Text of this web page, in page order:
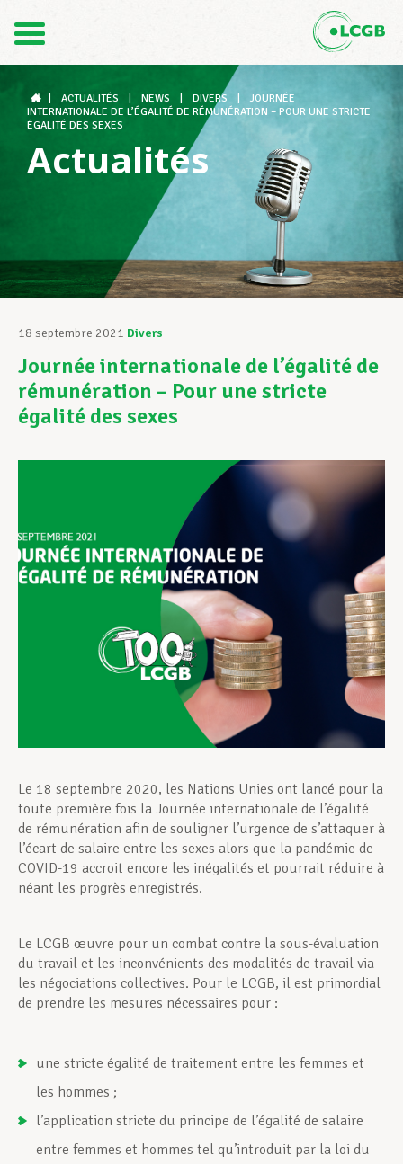
DE
Le LCGB
Structures syndicales
Assistance au Travail
Vos droits
Développement professionnel
Devenir Membre
Actualités
ACTUALITÉS NEWS DIVERS
JOURNÉE
INTERNATIONALE DE L’ÉGALITÉ DE RÉMUNÉRATION – POUR UNE STRICTE
ÉGALITÉ DES SEXES
Actualités
18 septembre 2021 Divers
Journée internationale de l’égalité de
rémunération – Pour une stricte
égalité des sexes
Le 18 septembre 2020, les Nations Unies ont lancé pour la
toute première fois la Journée internationale de l’égalité
de rémunération afin de souligner l’urgence de s’attaquer à
l’écart de salaire entre les sexes alors que la pandémie de
COVID-19 accroit encore les inégalités et pourrait réduire à
néant les progrès enregistrés.
Le LCGB œuvre pour un combat contre la sous-évaluation
du travail et les inconvénients des modalités de travail via
les négociations collectives. Pour le LCGB, il est primordial
de prendre les mesures nécessaires pour :
une stricte égalité de traitement entre les femmes et
les hommes ;
l’application stricte du principe de l’égalité de salaire
entre femmes et hommes tel qu’introduit par la loi du